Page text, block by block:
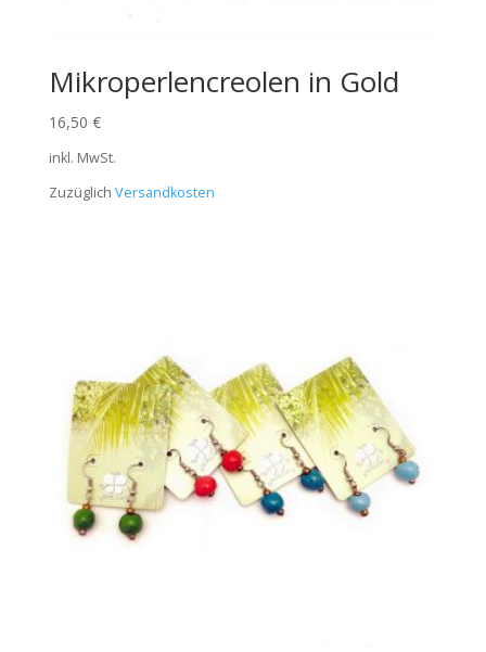
Mikroperlencreolen in Gold
16,50 €
inkl. MwSt.
Zuzüglich Versandkosten